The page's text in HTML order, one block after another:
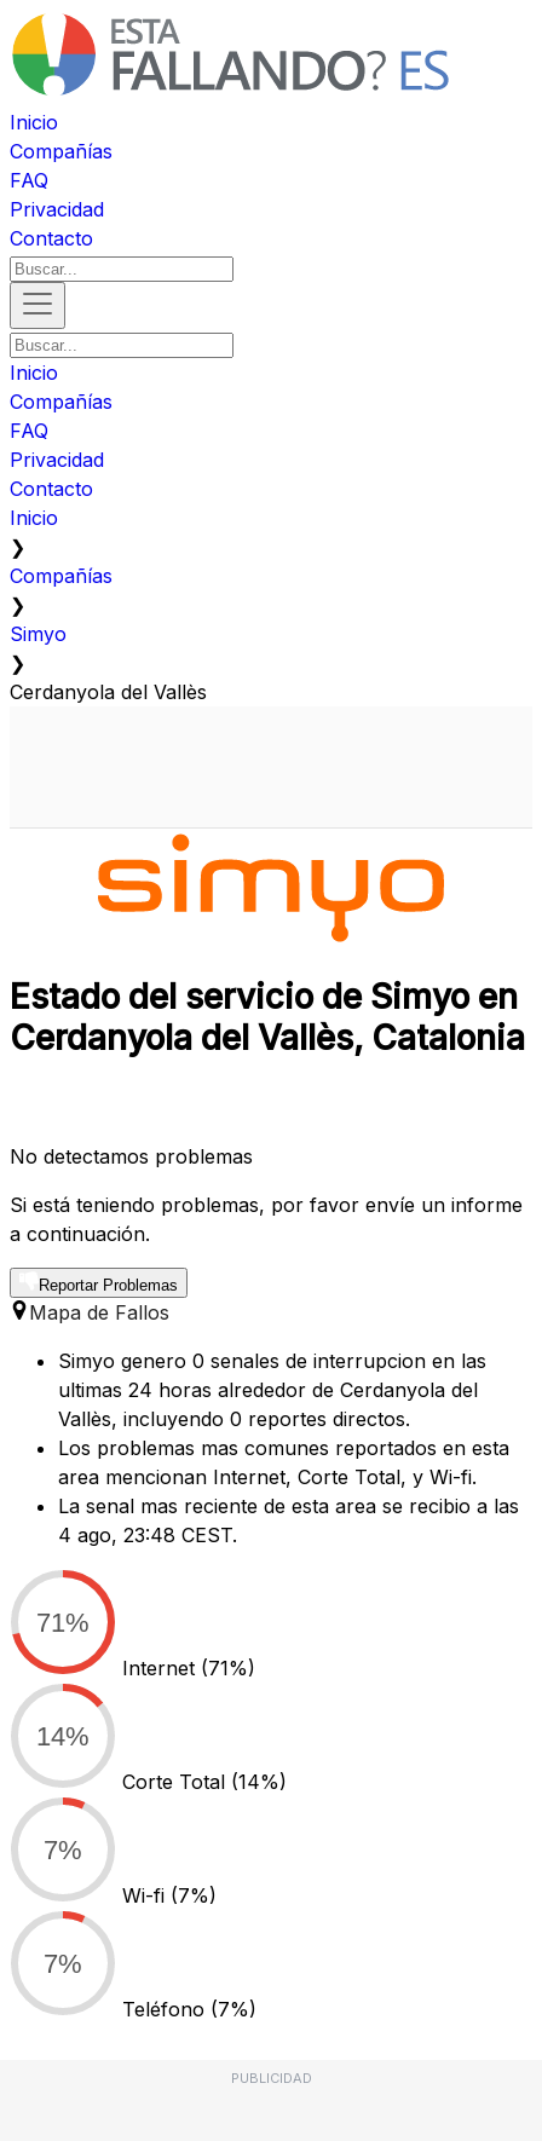
Inicio
Compañías
FAQ
Privacidad
Contacto
Inicio
Compañías
FAQ
Privacidad
Contacto
Inicio
❯
Compañías
❯
Simyo
❯
Cerdanyola del Vallès
Estado del servicio de Simyo en
Cerdanyola del Vallès, Catalonia
No detectamos problemas
Si está teniendo problemas, por favor envíe un informe
a continuación.
Reportar Problemas
Mapa de Fallos
Simyo genero 0 senales de interrupcion en las
ultimas 24 horas alrededor de Cerdanyola del
Vallès, incluyendo 0 reportes directos.
Los problemas mas comunes reportados en esta
area mencionan Internet, Corte Total, y Wi-fi.
La senal mas reciente de esta area se recibio a las
4 ago, 23:48 CEST.
71%
Internet (71%)
14%
Corte Total (14%)
7%
Wi-fi (7%)
7%
Teléfono (7%)
PUBLICIDAD